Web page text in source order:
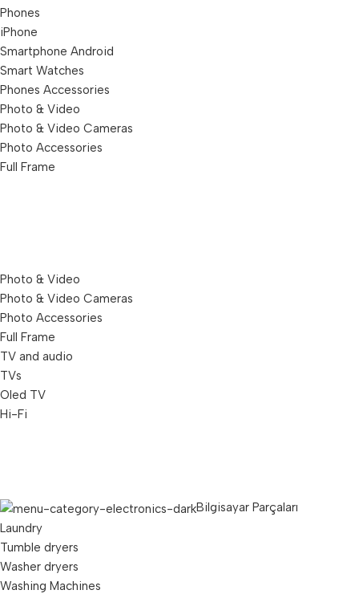
Phones
iPhone
Smartphone Android
Smart Watches
Phones Accessories
Photo & Video
Photo & Video Cameras
Photo Accessories
Full Frame
Photo & Video
Photo & Video Cameras
Photo Accessories
Full Frame
TV and audio
TVs
Oled TV
Hi-Fi
Bilgisayar Parçaları
Laundry
Tumble dryers
Washer dryers
Washing Machines